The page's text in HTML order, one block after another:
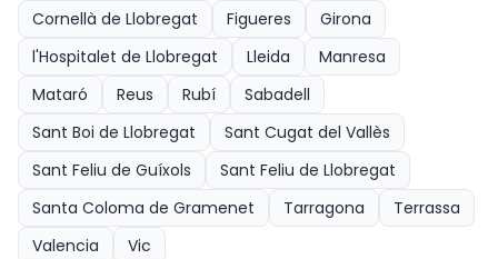
Cornellà de Llobregat
Figueres
Girona
l'Hospitalet de Llobregat
Lleida
Manresa
Mataró
Reus Rubí
Sabadell
Sant Boi de Llobregat
Sant Cugat del Vallès
Sant Feliu de Guíxols
Sant Feliu de Llobregat
Santa Coloma de Gramenet
Tarragona
Terrassa
Valencia
Vic